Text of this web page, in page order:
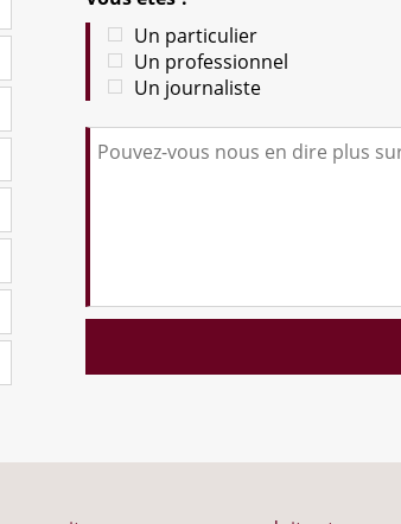
Un particulier
Un professionnel
Un journaliste